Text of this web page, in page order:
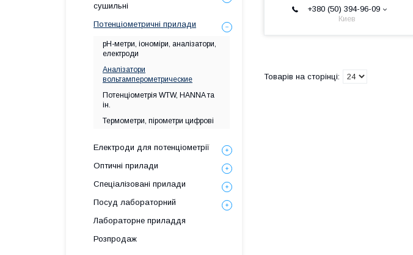
+380 (50) 394-96-09
Киев
сушильні
Потенціометричні прилади
рН-метри, іономіри, аналізатори,
електроди
Аналізатори
вольтамперометрические
Потенціометрія WTW, HANNA та
ін.
Термометри, пірометри цифрові
Електроди для потенціометрії
Оптичні прилади
Спеціалізовані прилади
Посуд лабораторний
Лабораторне приладдя
Розпродаж